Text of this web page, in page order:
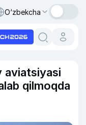
O‘zbekcha
aviatsiyasi
qilmoqda